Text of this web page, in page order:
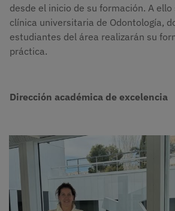
desde el inicio de su formación. A ello
clínica universitaria de Odontología,
estudiantes del área realizarán su
práctica.
Dirección académica de excelencia
Imagen